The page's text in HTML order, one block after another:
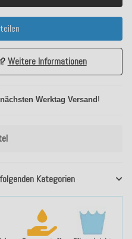
Kategorien
Weitere Informationen
nächsten Werktag Versand !